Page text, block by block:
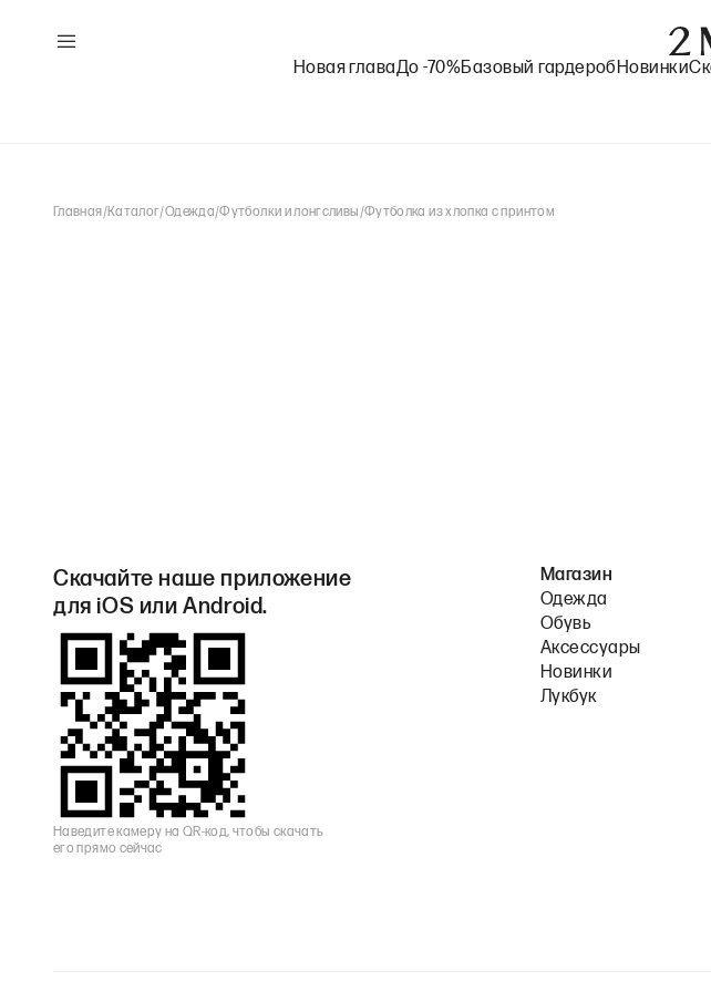
Новая главаДо -70%Базовый гардероб Новинки
Главная/Каталог/Одежда/Футболки и лонгсливы /Футболка из хлопка с принтом
Скачайте наше приложение
для iOS или Android.
Наведите камеру на QR-код, чтобы скачать
его прямо сейчас
Магазин
Одежда
Обувь
Аксессуары
Новинки
Лукбук